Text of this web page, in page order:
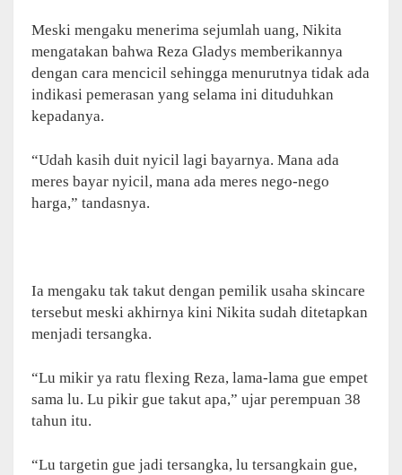
Meski mengaku menerima sejumlah uang, Nikita
mengatakan bahwa Reza Gladys memberikannya
dengan cara mencicil sehingga menurutnya tidak ada
indikasi pemerasan yang selama ini dituduhkan
kepadanya.
“Udah kasih duit nyicil lagi bayarnya. Mana ada
meres bayar nyicil, mana ada meres nego-nego
harga,” tandasnya.
Ia mengaku tak takut dengan pemilik usaha skincare
tersebut meski akhirnya kini Nikita sudah ditetapkan
menjadi tersangka.
“Lu mikir ya ratu flexing Reza, lama-lama gue empet
sama lu. Lu pikir gue takut apa,” ujar perempuan 38
tahun itu.
“Lu targetin gue jadi tersangka, lu tersangkain gue,